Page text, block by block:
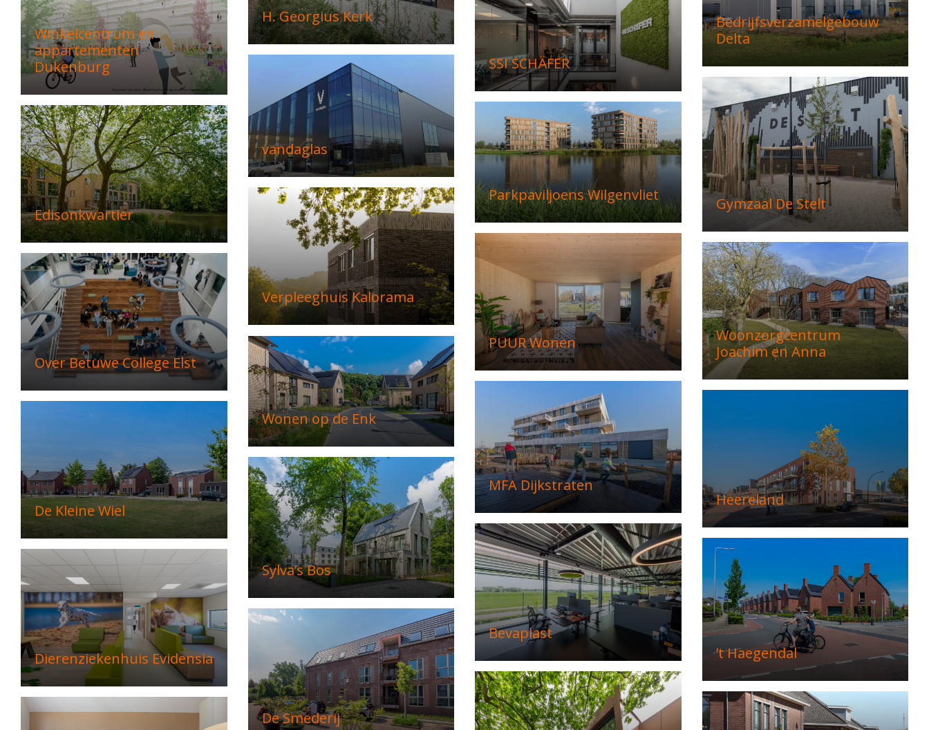
H. Georgius Kerk
Bedrijfsverzamelgebouw
Delta
Winkelcentrum en
appartementen
Dukenburg
SSI SCHÄFER
vandaglas
Gymzaal De Stelt
Parkpaviljoens Wilgenvliet
Edisonkwartier
Verpleeghuis Kalorama
PUUR Wonen
Woonzorgcentrum
Joachim en Anna
Over Betuwe College Elst
Wonen op de Enk
MFA Dijkstraten
Heereland
De Kleine Wiel
Sylva’s Bos
Bevaplast
’t Haegendal
Dierenziekenhuis Evidensia
De Smederij